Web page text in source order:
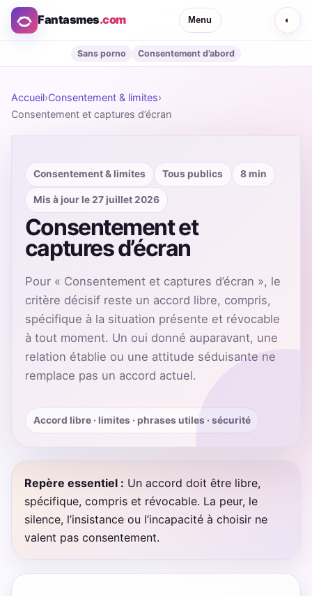
Fantasmes.com Menu ◐
Sans porno Consentement d’abord
Accueil›Consentement & limites›
Consentement et captures d’écran
Consentement & limites Tous publics 8 min
Mis à jour le 27 juillet 2026
Consentement et
captures d’écran
Pour « Consentement et captures d’écran », le
critère décisif reste un accord libre, compris,
spécifique à la situation présente et révocable
à tout moment. Un oui donné auparavant, une
relation établie ou une attitude séduisante ne
remplace pas un accord actuel.
Accord libre · limites · phrases utiles · sécurité
Repère essentiel : Un accord doit être libre,
spécifique, compris et révocable. La peur, le
silence, l’insistance ou l’incapacité à choisir ne
valent pas consentement.